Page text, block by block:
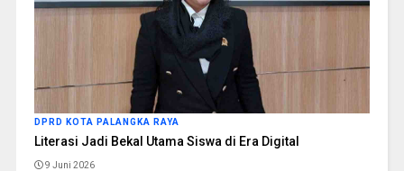
DPRD KOTA PALANGKA RAYA
Literasi Jadi Bekal Utama Siswa di Era Digital
9 Juni 2026